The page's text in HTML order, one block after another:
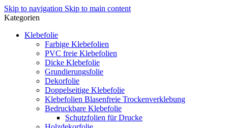
Skip to navigation Skip to main content
Kategorien
Klebefolie
Farbige Klebefolien
PVC freie Klebefolien
Dicke Klebefolie
Grundierungsfolie
Dekorfolie
Doppelseitige Klebefolie
Klebefolien Blasenfreie Trockenverklebung
Bedruckbare Klebefolie
Schutzfolien für Drucke